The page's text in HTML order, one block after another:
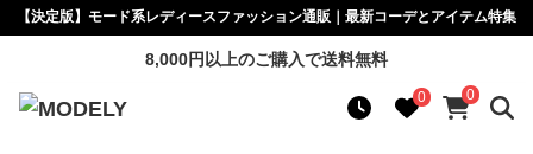
【決定版】モード系レディースファッション通販｜最新コーデとアイテム特集
8,000円以上のご購入で送料無料
0 0